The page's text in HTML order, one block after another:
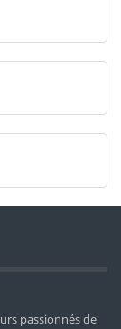
passionnés de